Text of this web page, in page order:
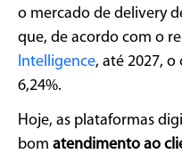
o mercado de delivery
que, de acordo com o
Intelligence, até 2027,
6,24%.
Hoje, as plataformas
bomatendimento ao